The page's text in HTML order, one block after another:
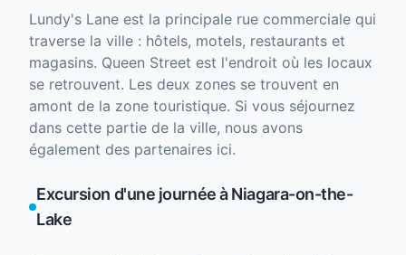
Lundy's Lane est la principale rue commerciale qui
traverse la ville : hôtels, motels, restaurants et
magasins. Queen Street est l'endroit où les locaux
se retrouvent. Les deux zones se trouvent en
amont de la zone touristique. Si vous séjournez
dans cette partie de la ville, nous avons
également des partenaires ici.
Excursion d'une journée à Niagara-on-the-
Lake